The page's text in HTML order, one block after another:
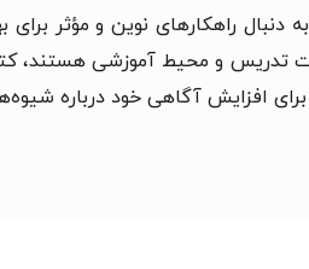
دنبال راهکارهای نوین و
تدریس و محیط آموزشی هستند،
افزایش آگاهی خود درباره